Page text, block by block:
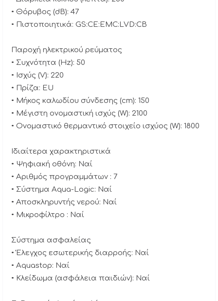
• Θόρυβος (dB): 47
• Πιστοποιητικά: GS:CE:EMC:LVD:CB
Παροχή ηλεκτρικού ρεύματος
• Συχνότητα (Hz): 50
• Ισχύς (V): 220
• Πρίζα: EU
• Μήκος καλωδίου σύνδεσης (cm): 150
• Μέγιστη ονομαστική ισχύς (W): 2100
• Ονομαστικό θερμαντικό στοιχείο ισχύος (W): 1800
Ιδιαίτερα χαρακτηριστικά
• Ψηφιακή οθόνη: Ναί
• Αριθμός προγραμμάτων : 7
• Σύστημα Aqua-Logic: Ναί
• Αποσκληρυντής νερού: Ναί
• Μικροφίλτρο : Ναί
Σύστημα ασφαλείας
• Έλεγχος εσωτερικής διαρροής: Ναί
• Aquastop: Ναί
• Κλείδωμα (ασφάλεια παιδιών): Ναί